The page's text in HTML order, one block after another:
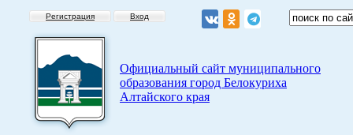
Регистрация Вход
Официальный сайт муниципального
образования город Белокуриха
Алтайского края